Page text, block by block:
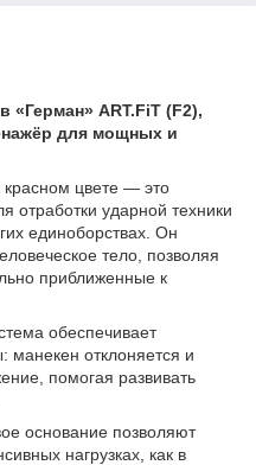
«Герман» ART.FiT (F2),
для мощных и
цвете — это
отработки ударной техники
единоборствах. Он
тело, позволяя
приближенные к
обеспечивает
манекен отклоняется и
помогая развивать
основание позволяют
нагрузках, как в